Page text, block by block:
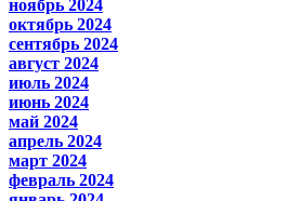
ноябрь 2024
октябрь 2024
сентябрь 2024
август 2024
июль 2024
июнь 2024
май 2024
апрель 2024
март 2024
февраль 2024